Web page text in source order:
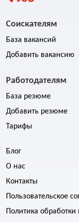
Соискателям
База вакансий
Добавить вакансию
Работодателям
База резюме
Добавить резюме
Тарифы
Блог
О нас
Контакты
Пользовательское
Политика